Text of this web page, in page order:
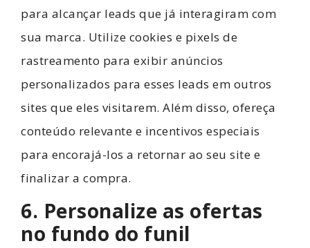
para alcançar leads que já interagiram com
sua marca. Utilize cookies e pixels de
rastreamento para exibir anúncios
personalizados para esses leads em outros
sites que eles visitarem. Além disso, ofereça
conteúdo relevante e incentivos especiais
para encorajá-los a retornar ao seu site e
finalizar a compra.
6. Personalize as ofertas
no fundo do funil